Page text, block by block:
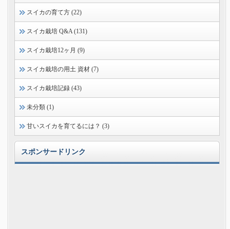
スイカの育て方 (22)
スイカ栽培 Q&A (131)
スイカ栽培12ヶ月 (9)
スイカ栽培の用土 資材 (7)
スイカ栽培記録 (43)
未分類 (1)
甘いスイカを育てるには？ (3)
スポンサードリンク